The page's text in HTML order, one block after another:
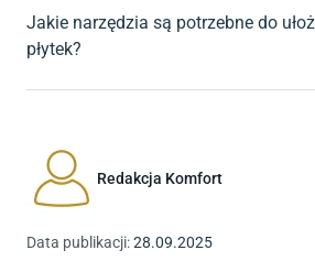
nie są uszkodzone.
Jakie narzędzia są potrzebne do
płytek?
narzędzia, takie jak poziomica, gumowy
Redakcja Komfort
Data publikacji:28.09.2025